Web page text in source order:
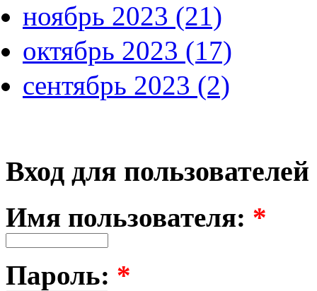
ноябрь 2023 (21)
октябрь 2023 (17)
сентябрь 2023 (2)
Вход для пользователей
Имя пользователя: *
Пароль: *